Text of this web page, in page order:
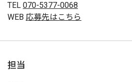
TEL 070-5377-0068
WEB 応募先はこちら
担当